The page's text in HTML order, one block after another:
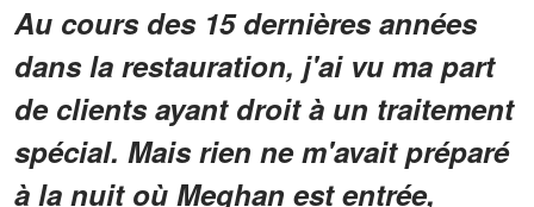
Au cours des 15 dernières années
dans la restauration, j'ai vu ma part
de clients ayant droit à un traitement
spécial. Mais rien ne m'avait préparé
à la nuit où Meghan est entrée,